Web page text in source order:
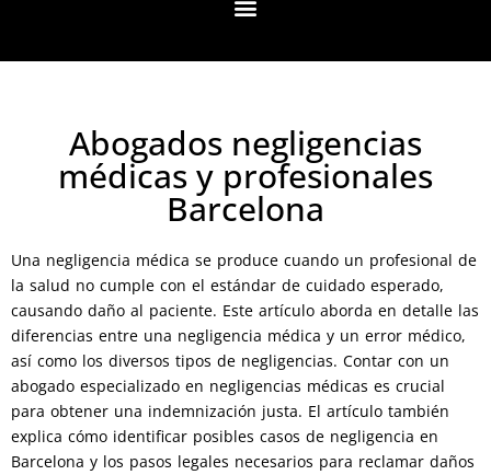
Abogados negligencias
médicas y profesionales
Barcelona
Una negligencia médica se produce cuando un profesional de
la salud no cumple con el estándar de cuidado esperado,
causando daño al paciente. Este artículo aborda en detalle las
diferencias entre una negligencia médica y un error médico,
así como los diversos tipos de negligencias. Contar con un
abogado especializado en negligencias médicas es crucial
para obtener una indemnización justa. El artículo también
explica cómo identificar posibles casos de negligencia en
Barcelona y los pasos legales necesarios para reclamar daños